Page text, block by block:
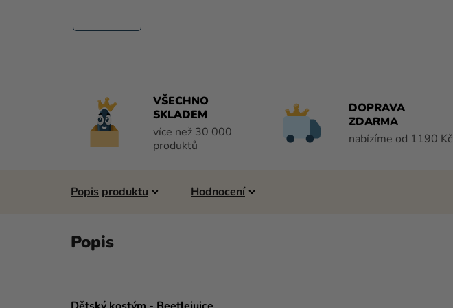
VŠECHNO
SKLADEM
více než 30 000
produktů
DOPRAVA
ZDARMA
nabízíme od 1190 Kč
Popis Hodnocení